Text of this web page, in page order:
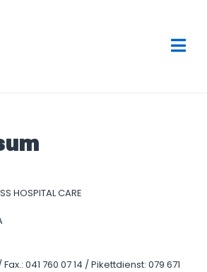
HOSPITAL CARE
041 760 07 14 / Pikettdienst: 079 671